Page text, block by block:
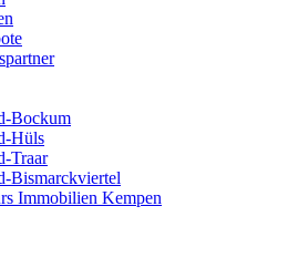
Bockum
Hüls
Traar
Bismarckviertel
Immobilien Kempen